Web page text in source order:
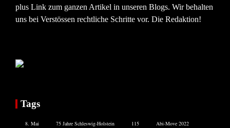
plus Link zum ganzen Artikel in unseren Blogs. Wir behalten
uns bei Verstössen rechtliche Schritte vor. Die Redaktion!
Tags
8. Mai 75 Jahre Schleswig-Holstein 115 Abi-Move 2022